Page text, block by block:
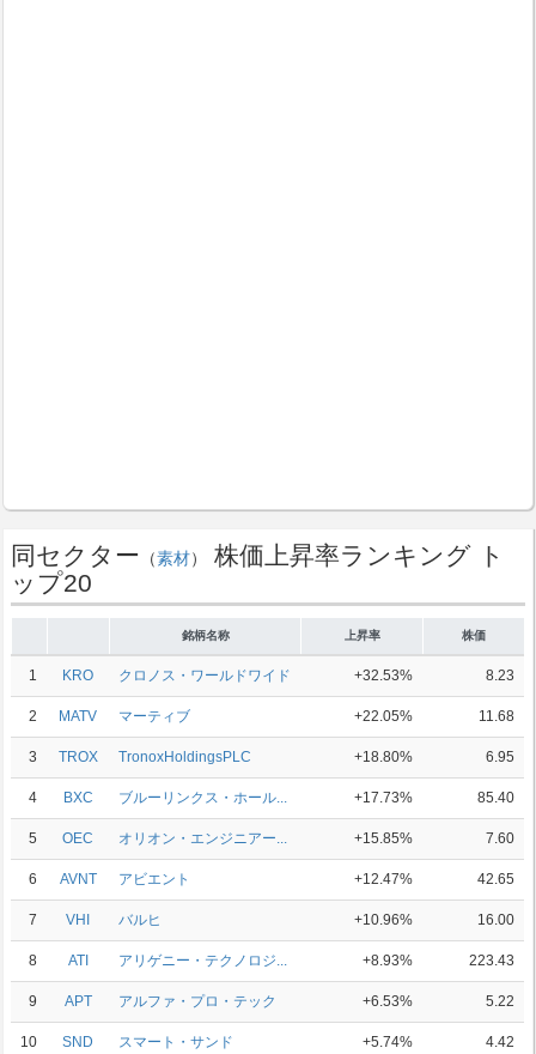
同セクター （素材）
株価上昇率ランキング ト
ップ20
銘柄名称 上昇率 株価
1 KRO クロノス・ワールドワイド +32.53% 8.23
2 MATV マーティブ +22.05% 11.68
3 TROX TronoxHoldingsPLC +18.80% 6.95
4 BXC ブルーリンクス・ホール... +17.73% 85.40
5 OEC オリオン・エンジニアー... +15.85% 7.60
6 AVNT アビエント +12.47% 42.65
7 VHI バルヒ +10.96% 16.00
8 ATI アリゲニー・テクノロジ... +8.93% 223.43
9 APT アルファ・プロ・テック +6.53% 5.22
10 SND スマート・サンド +5.74% 4.42